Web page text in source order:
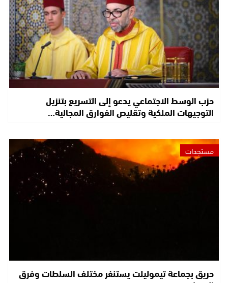
حزب الوسط الاجتماعي يدعو إلى التسريع بتنزيل
التوجيهات الملكية وتقليص الفوارق المجالية…
مستجدات
حريق بجماعة تيموليلت يستنفر مختلف السلطات وفرق